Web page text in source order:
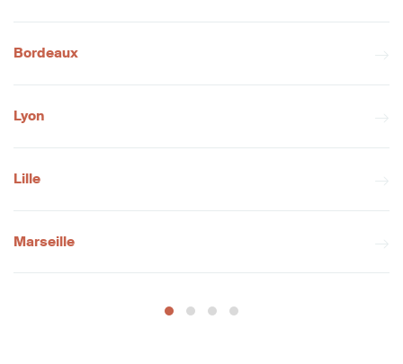
Bordeaux
Lyon
Lille
Marseille